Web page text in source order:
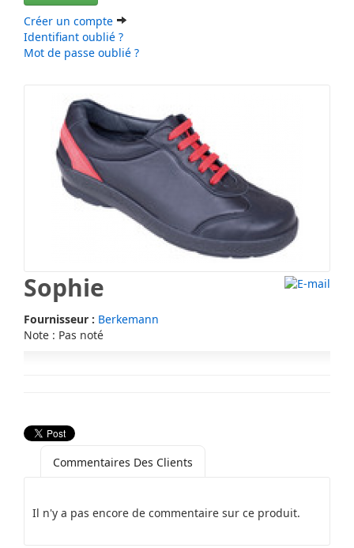
Créer un compte
Identifiant oublié ?
Mot de passe oublié ?
Sophie
Fournisseur : Berkemann
Note : Pas noté
Commentaires Des Clients
Il n'y a pas encore de commentaire sur ce produit.